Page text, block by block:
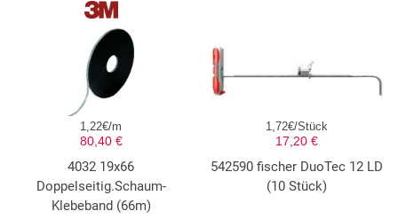
1,22€/m
80,40 €
4032 19x66
Doppelseitig.Schaum-
Klebeband (66m)
1,72€/Stück
17,20 €
542590 fischer DuoTec 12 LD
(10 Stück)